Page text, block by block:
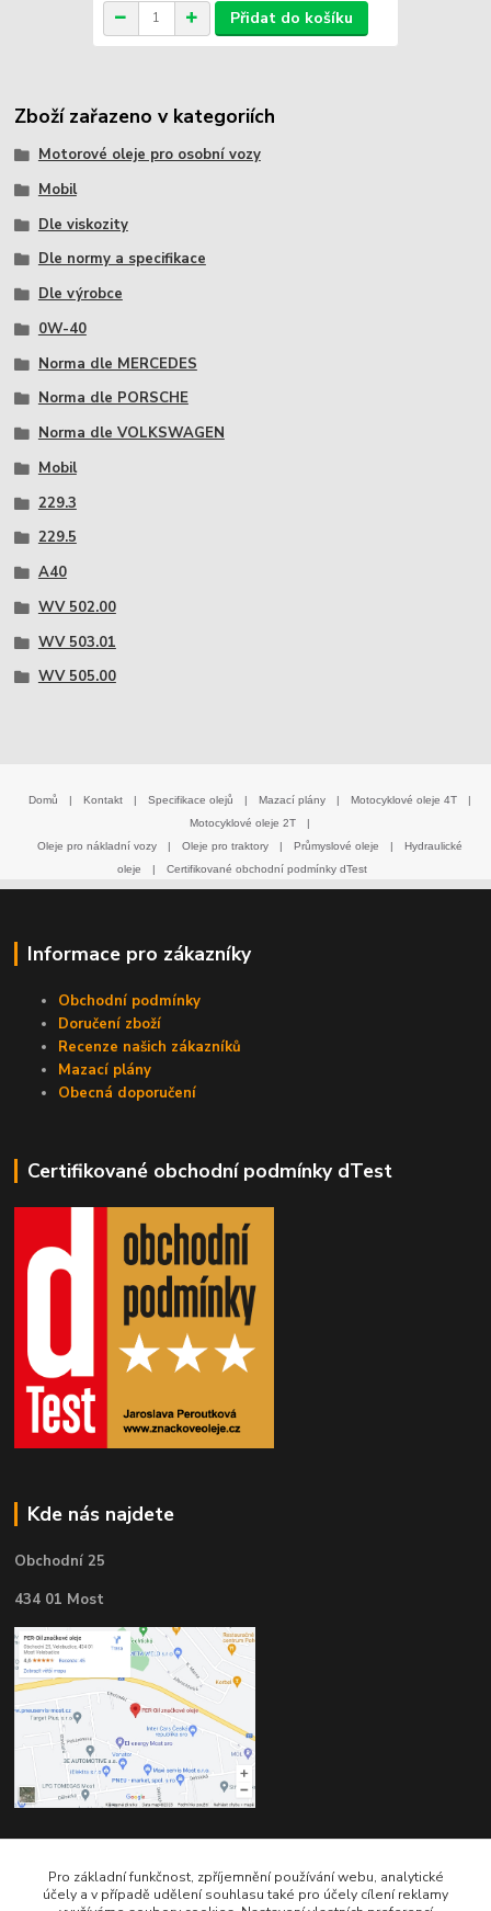
Přidat do košíku
Zboží zařazeno v kategoriích
Motorové oleje pro osobní vozy
Mobil
Dle viskozity
Dle normy a specifikace
Dle výrobce
0W-40
Norma dle MERCEDES
Norma dle PORSCHE
Norma dle VOLKSWAGEN
Mobil
229.3
229.5
A40
WV 502.00
WV 503.01
WV 505.00
Domů | Kontakt | Specifikace olejů | Mazací plány | Motocyklové oleje 4T
|
Motocyklové oleje 2T
|
Oleje pro nákladní vozy
| Oleje pro traktory | Průmyslové oleje |
Hydraulické
oleje
| Certifikované obchodní podmínky dTest
Informace pro zákazníky
Obchodní podmínky
Doručení zboží
Recenze našich zákazníků
Mazací plány
Obecná doporučení
Certifikované obchodní podmínky dTest
Kde nás najdete
Obchodní 25
434 01 Most
Kontakty
Pro základní funkčnost, zpříjemnění používání webu, analytické
účely a v případě udělení souhlasu také pro účely cílení reklamy